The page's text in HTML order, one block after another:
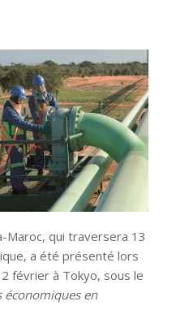
Maroc, qui traversera 13
a été présenté lors
février à Tokyo, sous le
en